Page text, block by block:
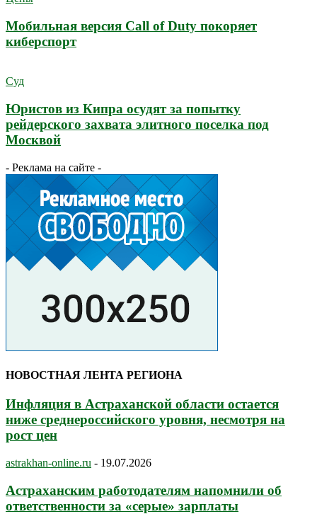
Мобильная версия Call of Duty покоряет
киберспорт
Суд
Юристов из Кипра осудят за попытку
рейдерского захвата элитного поселка под
Москвой
- Реклама на сайте -
НОВОСТНАЯ ЛЕНТА РЕГИОНА
Инфляция в Астраханской области остается
ниже среднероссийского уровня, несмотря на
рост цен
astrakhan-online.ru - 19.07.2026
Астраханским работодателям напомнили об
ответственности за «серые» зарплаты